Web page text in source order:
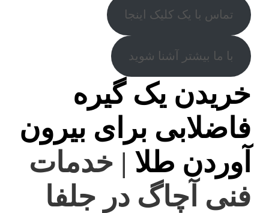
تماس با یک کلیک اینجا
با ما بیشتر آشنا شوید
خریدن یک گیره
فاضلابی برای بیرون
آوردن طلا | خدمات
فنی آچاگ در جلفا